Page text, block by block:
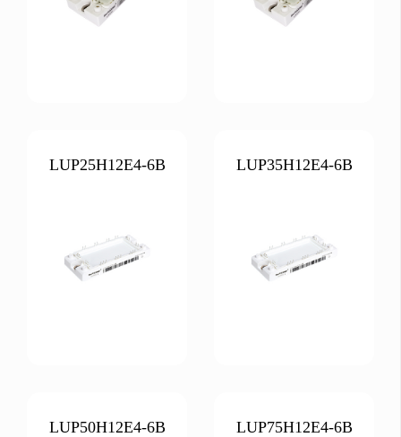
LUP25H12E4-6B LUP35H12E4-6B
LUP50H12E4-6B LUP75H12E4-6B